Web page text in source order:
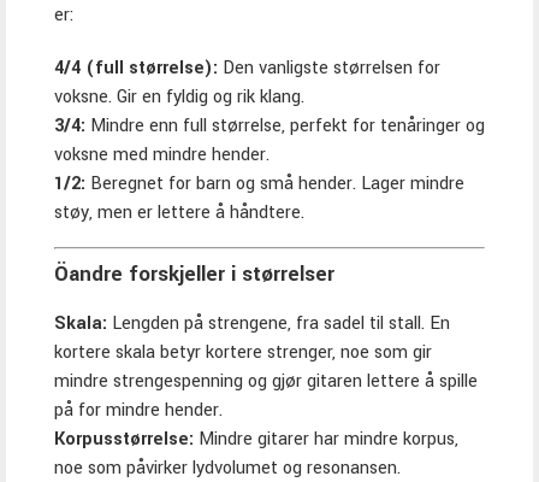
er:
4/4 (full størrelse): Den vanligste størrelsen for
voksne. Gir en fyldig og rik klang.
3/4: Mindre enn full størrelse, perfekt for tenåringer og
voksne med mindre hender.
1/2: Beregnet for barn og små hender. Lager mindre
støy, men er lettere å håndtere.
Öandre forskjeller i størrelser
Skala: Lengden på strengene, fra sadel til stall. En
kortere skala betyr kortere strenger, noe som gir
mindre strengespenning og gjør gitaren lettere å spille
på for mindre hender.
Korpusstørrelse: Mindre gitarer har mindre korpus,
noe som påvirker lydvolumet og resonansen.